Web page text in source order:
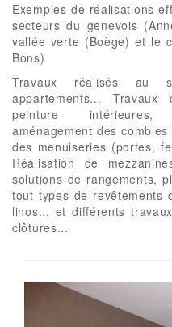
Exemples de réalisations
secteurs du genevois
vallée verte (Boège) et le
Bons)
Travaux réalisés au
appartements...
peinture intérieures,
aménagement des
des menuiseries (portes,
Réalisation de
solutions de rangements,
tout types de revêtements
linos... et différents
clôtures...